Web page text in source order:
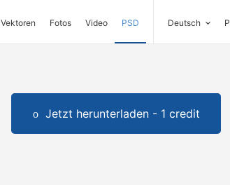
Vektoren Fotos Video PSD Deutsch
Jetzt herunterladen - 1 credit